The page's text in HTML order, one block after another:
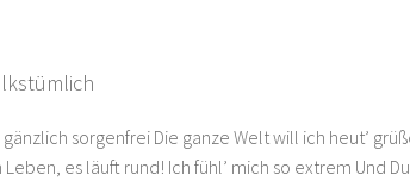
sorgenfrei Die ganze Welt will ich heut’
es läuft rund! Ich fühl’ mich so extrem Und